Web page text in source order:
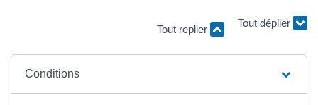
Tout replier
Conditions